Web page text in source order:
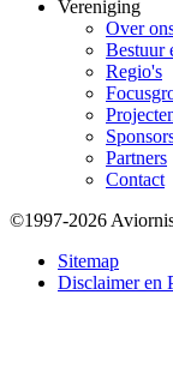
Vereniging
Over
Bestuur
Regio's
Partners
Contact
Bottom
©1997-2026
Sitemap
Disclaimer en